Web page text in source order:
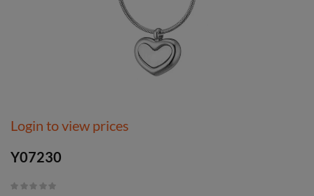
Login to view prices
Y07230